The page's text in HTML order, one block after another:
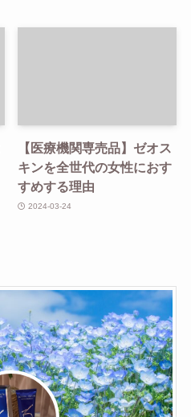
【医療機関専売品】ゼオス
キンを全世代の女性におす
すめする理由
2024-03-24